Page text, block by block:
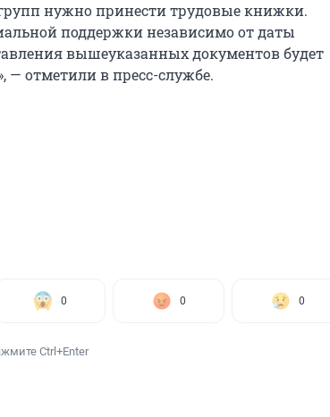
нужно принести трудовые книжки.
поддержки независимо от даты
вышеуказанных документов будет
— отметили в пресс-службе.
0 0 0
Ctrl+Enter